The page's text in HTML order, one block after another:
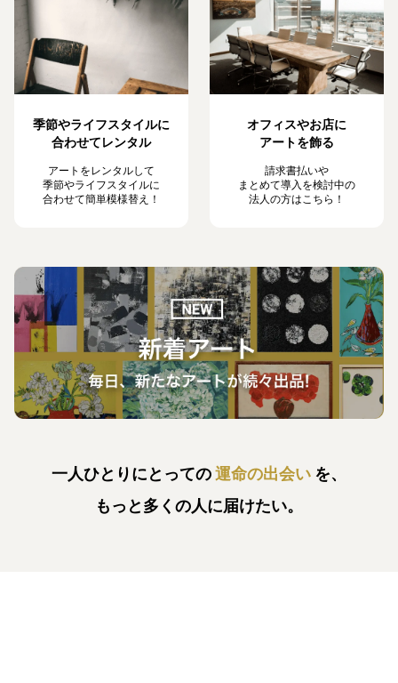
季節やライフスタイルに
合わせてレンタル
アートをレンタルして
季節やライフスタイルに
合わせて簡単模様替え！
オフィスやお店に
アートを飾る
請求書払いや
まとめて導入を検討中の
法人の方はこちら！
一人ひとりにとっての運命の出会い を、
もっと多くの人に届けたい。